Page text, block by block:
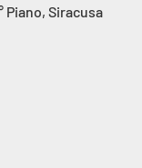
Piano, Siracusa